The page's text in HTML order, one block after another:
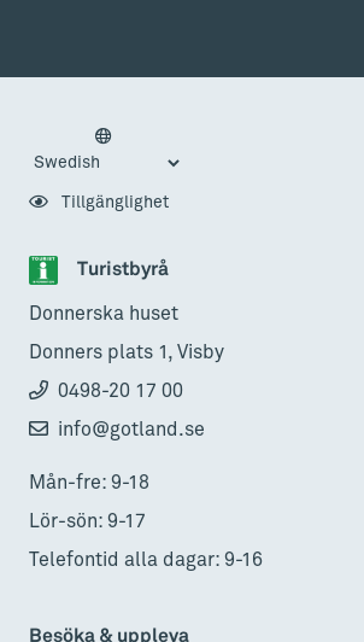
Turistbyrå
Donnerska huset
Donners plats 1, Visby
0498-20 17 00
info@gotland.se
Mån-fre: 9-18
Lör-sön: 9-17
Telefontid alla dagar: 9-16
Besöka & uppleva
Tillgänglighet